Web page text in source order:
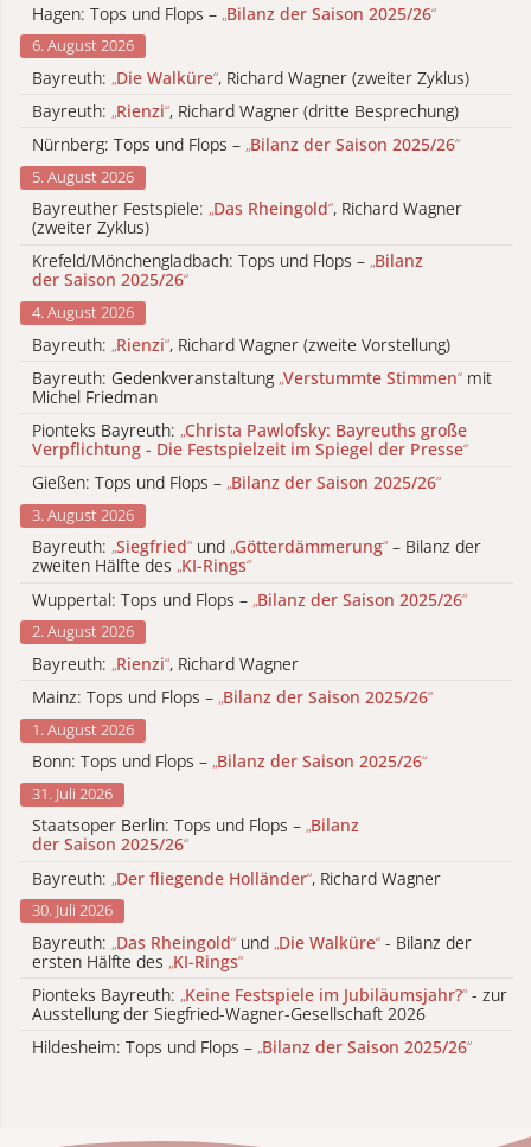
Hagen: Tops und Flops – „Bilanz der Saison 2025/26“
6. August 2026
Bayreuth: „Die Walküre“, Richard Wagner (zweiter Zyklus)
Bayreuth: „Rienzi“, Richard Wagner (dritte Besprechung)
Nürnberg: Tops und Flops – „Bilanz der Saison 2025/26“
5. August 2026
Bayreuther Festspiele: „Das Rheingold“, Richard Wagner
(zweiter Zyklus)
Krefeld/Mönchengladbach: Tops und Flops – „Bilanz
der Saison 2025/26“
4. August 2026
Bayreuth: „Rienzi“, Richard Wagner (zweite Vorstellung)
Bayreuth: Gedenkveranstaltung „Verstummte Stimmen“ mit
Michel Friedman
Pionteks Bayreuth: „Christa Pawlofsky: Bayreuths große
Verpflichtung - Die Festspielzeit im Spiegel der Presse“
Gießen: Tops und Flops – „Bilanz der Saison 2025/26“
3. August 2026
Bayreuth: „Siegfried“ und „Götterdämmerung“ – Bilanz der
zweiten Hälfte des „KI-Rings“
Wuppertal: Tops und Flops – „Bilanz der Saison 2025/26“
2. August 2026
Bayreuth: „Rienzi“, Richard Wagner
Mainz: Tops und Flops – „Bilanz der Saison 2025/26“
1. August 2026
Bonn: Tops und Flops – „Bilanz der Saison 2025/26“
31. Juli 2026
Staatsoper Berlin: Tops und Flops – „Bilanz
der Saison 2025/26“
Bayreuth: „Der fliegende Holländer“, Richard Wagner
30. Juli 2026
Bayreuth: „Das Rheingold“ und „Die Walküre“ - Bilanz der
ersten Hälfte des „KI-Rings“
Pionteks Bayreuth: „Keine Festspiele im Jubiläumsjahr?“ - zur
Ausstellung der Siegfried-Wagner-Gesellschaft 2026
Hildesheim: Tops und Flops – „Bilanz der Saison 2025/26“